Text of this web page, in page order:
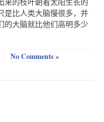
是比人类大脑慢很多，并
的大脑就比他们高明多少
No Comments »